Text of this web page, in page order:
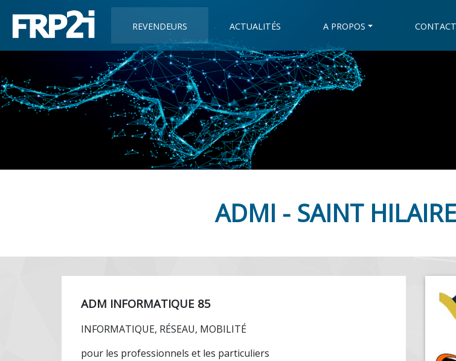
REVENDEURS ACTUALITÉS A PROPOS CONTACT
ADMI - SAINT
ADM INFORMATIQUE 85
INFORMATIQUE, RÉSEAU, MOBILITÉ
pour les professionnels et les particuliers